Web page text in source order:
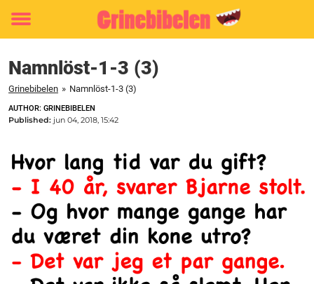
Toggle
Namnlöst-1-3 (3)
Grinebibelen » Namnlöst-1-3 (3)
AUTHOR: GRINEBIBELEN
Published: jun 04, 2018, 15:42